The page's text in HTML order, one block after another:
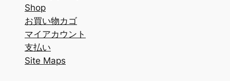
Shop
お買い物カゴ
マイアカウント
支払い
Site Maps